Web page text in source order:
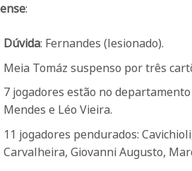
:
Dúvida: Fernandes (lesionado).
Meia Tomáz suspenso por três
7 jogadores estão no
Mendes e Léo Vieira.
11 jogadores pendurados:
Carvalheira, Giovanni Augusto,